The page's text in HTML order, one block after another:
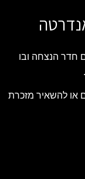
חדר הנצחה ובו
או להשאיר מזכרת